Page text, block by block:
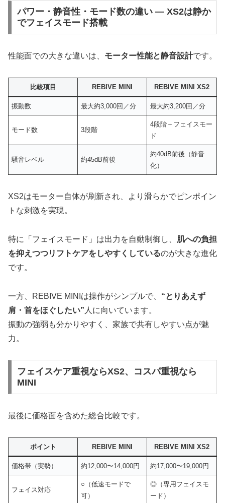
パワー・静音性・モード数の違い ― XS2は静か
でフェイスモード搭載
性能面での大きな違いは、 モーター性能と静音設計です。
比較項目 REBIVE MINI REBIVE MINI XS2
振動数 最大約3,000回／分 最大約3,200回／分
モード数 3段階
4段階＋フェイスモー
ド
騒音レベル 約45dB前後
約40dB前後（静音
化）
XS2はモーター自体が刷新され、より滑らかでピンポイン
トな刺激を実現。
特に「フェイスモード」は出力を自動制御し、 肌への負担
を抑えつつリフトケアをしやすくしているのが大きな進化
です。
一方、REBIVE MINIは操作がシンプルで、 “とりあえず
肩・首をほぐしたい” 人に向いています。
振動の強弱も分かりやすく、家族で共有しやすい点が魅
力。
フェイスケア重視ならXS2、コスパ重視なら
MINI
最後に価格面を含めた総合比較です。
ポイント REBIVE MINI REBIVE MINI XS2
価格帯（実勢） 約12,000〜14,000円 約17,000〜19,000円
フェイス対応
○（低速モードで
可）
◎（専用フェイスモ
ード）